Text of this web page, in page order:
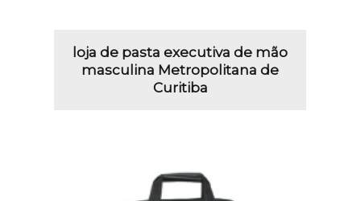
loja de pasta executiva de mão
masculina Metropolitana de
Curitiba